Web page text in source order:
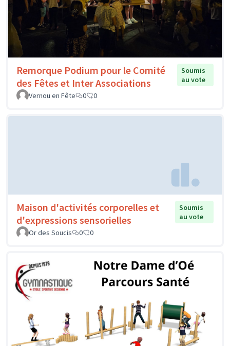
Remorque Podium pour le Comité
des Fêtes et Inter Associations
Soumis
au vote
Vernou en Fête
0 0
Maison d'activités corporelles et
d'expressions sensorielles
Soumis
au vote
Or des Soucis
0 0